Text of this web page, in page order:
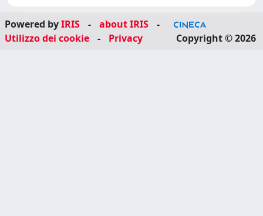
Powered byIRIS - about IRIS
-
Utilizzo dei cookie
- Privacy Copyright © 2026